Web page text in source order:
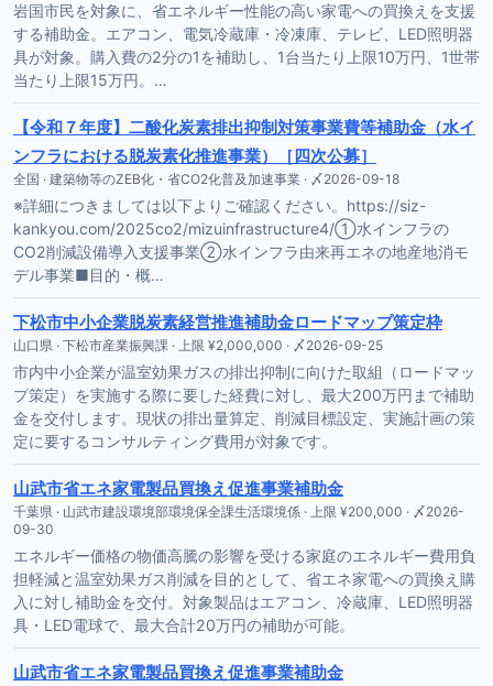
岩国市民を対象に、省エネルギー性能の高い家電への買換えを支援
する補助金。エアコン、電気冷蔵庫・冷凍庫、テレビ、LED照明器
具が対象。購入費の2分の1を補助し、1台当たり上限10万円、1世帯
当たり上限15万円。…
【令和７年度】二酸化炭素排出抑制対策事業費等補助金（水イ
ンフラにおける脱炭素化推進事業）［四次公募］
全国 · 建築物等のZEB化・省CO2化普及加速事業 · 〆2026-09-18
※詳細につきましては以下よりご確認ください。https://siz-
kankyou.com/2025co2/mizuinfrastructure4/①水インフラの
CO2削減設備導入支援事業②水インフラ由来再エネの地産地消モ
デル事業■目的・概…
下松市中小企業脱炭素経営推進補助金ロードマップ策定枠
山口県 · 下松市産業振興課 · 上限 ¥2,000,000 · 〆2026-09-25
市内中小企業が温室効果ガスの排出抑制に向けた取組（ロードマッ
プ策定）を実施する際に要した経費に対し、最大200万円まで補助
金を交付します。現状の排出量算定、削減目標設定、実施計画の策
定に要するコンサルティング費用が対象です。
山武市省エネ家電製品買換え促進事業補助金
千葉県 · 山武市建設環境部環境保全課生活環境係 · 上限 ¥200,000 · 〆2026-
09-30
エネルギー価格の物価高騰の影響を受ける家庭のエネルギー費用負
担軽減と温室効果ガス削減を目的として、省エネ家電への買換え購
入に対し補助金を交付。対象製品はエアコン、冷蔵庫、LED照明器
具・LED電球で、最大合計20万円の補助が可能。
山武市省エネ家電製品買換え促進事業補助金